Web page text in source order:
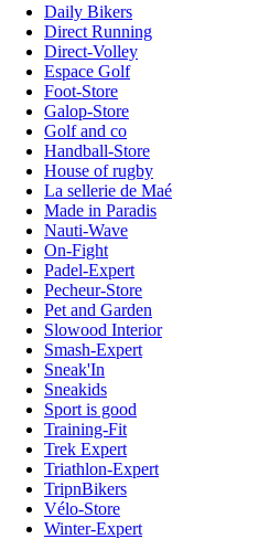
Daily Bikers
Direct Running
Direct-Volley
Espace Golf
Foot-Store
Galop-Store
Golf and co
Handball-Store
House of rugby
La sellerie de Maé
Made in Paradis
Nauti-Wave
On-Fight
Padel-Expert
Pecheur-Store
Pet and Garden
Slowood Interior
Smash-Expert
Sneak'In
Sneakids
Sport is good
Training-Fit
Trek Expert
Triathlon-Expert
TripnBikers
Vélo-Store
Winter-Expert